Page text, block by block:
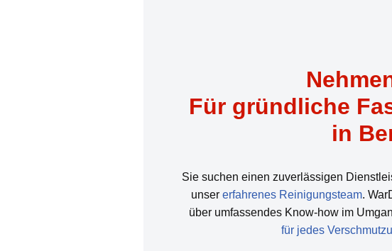
Für gründliche
in
Sie suchen einen zuverlässigen
unsererfahrenes Reinigungsteam.
über umfassendes Know-how im
für jedes